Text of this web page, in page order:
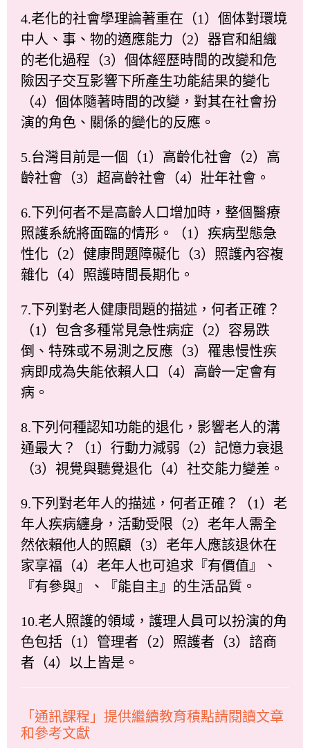
4.老化的社會學理論著重在（1）個体對環境
中人、事、物的適應能力（2）器官和組織
的老化過程（3）個体經歷時間的改變和危
險因子交互影響下所產生功能結果的變化
（4）個体隨著時間的改變，對其在社會扮
演的角色、關係的變化的反應。
5.台灣目前是一個（1）高齡化社會（2）高
齡社會（3）超高齡社會（4）壯年社會。
6.下列何者不是高齡人口增加時，整個醫療
照護系統將面臨的情形。（1）疾病型態急
性化（2）健康問題障礙化（3）照護內容複
雜化（4）照護時間長期化。
7.下列對老人健康問題的描述，何者正確？
（1）包含多種常見急性病症（2）容易跌
倒、特殊或不易測之反應（3）罹患慢性疾
病即成為失能依賴人口（4）高齡一定會有
病。
8.下列何種認知功能的退化，影響老人的溝
通最大？（1）行動力減弱（2）記憶力衰退
（3）視覺與聽覺退化（4）社交能力變差。
9.下列對老年人的描述，何者正確？（1）老
年人疾病纏身，活動受限（2）老年人需全
然依賴他人的照顧（3）老年人應該退休在
家享福（4）老年人也可追求『有價值』、
『有參與』、『能自主』的生活品質。
10.老人照護的領域，護理人員可以扮演的角
色包括（1）管理者（2）照護者（3）諮商
者（4）以上皆是。
「通訊課程」提供繼續教育積點請閱讀文章
和參考文獻